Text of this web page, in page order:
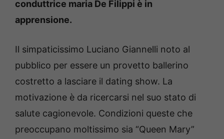
conduttrice maria De Filippi è in
apprensione.
Il simpaticissimo Luciano Giannelli noto al
pubblico per essere un provetto ballerino
costretto a lasciare il dating show. La
motivazione è da ricercarsi nel suo stato di
salute cagionevole. Condizioni queste che
preoccupano moltissimo sia “Queen Mary”